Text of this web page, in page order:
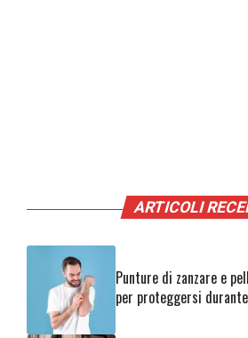
ARTICOLI
Punture di zanzare e
per proteggersi